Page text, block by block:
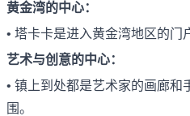
黄金湾的中心：
• 塔卡卡是进入黄金湾地区的门
艺术与创意的中心：
• 镇上到处都是艺术家的画廊
围。